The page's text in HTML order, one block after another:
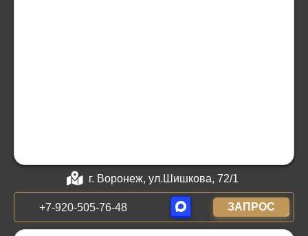
г. Воронеж, ул.Шишкова, 72/1
+7-920-505-76-48 ЗАПРОС